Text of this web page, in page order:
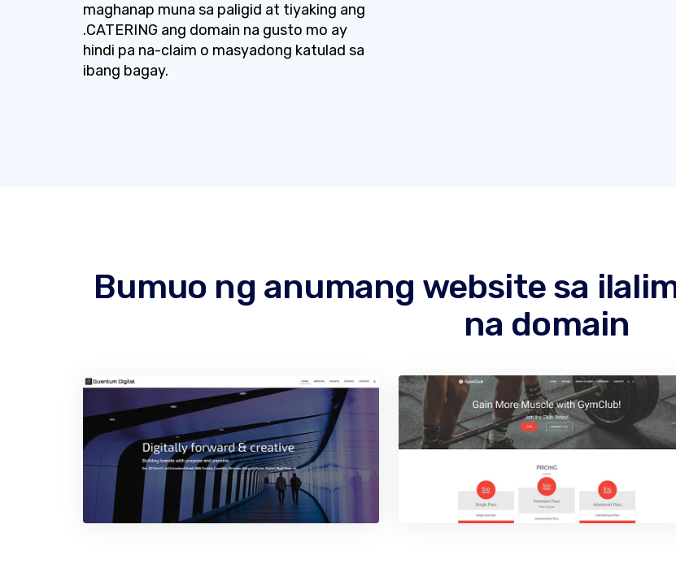
maghanap muna sa paligid at tiyaking ang
.CATERING ang domain na gusto mo ay
hindi pa na-claim o masyadong katulad sa
ibang bagay.
Bumuo ng anumang website sa
na domain